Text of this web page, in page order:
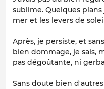
sublime. Quelques
mer et les levers de
Après, je persiste, et
bien dommage, je sais,
pas dégoûtante, ni
Sans doute bien